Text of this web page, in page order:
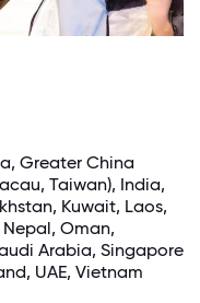
, Greater China
Taiwan), India,
Kuwait, Laos,
Nepal, Oman,
Arabia, Singapore
, UAE, Vietnam